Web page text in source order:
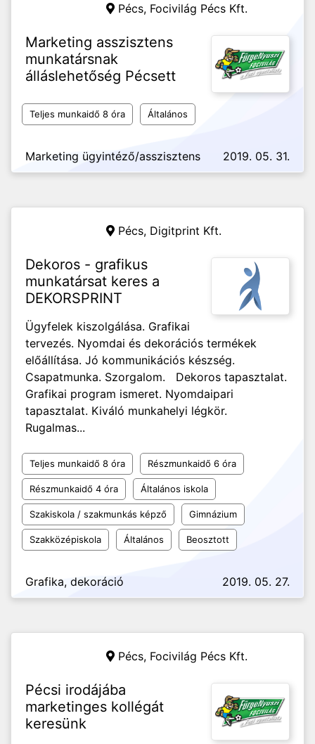
Pécs, Focivilág Pécs Kft.
Marketing asszisztens
munkatársnak
álláslehetőség Pécsett
Teljes munkaidő 8 óra Általános
Marketing ügyintéző/asszisztens 2019. 05. 31.
Pécs, Digitprint Kft.
Dekoros - grafikus
munkatársat keres a
DEKORSPRINT
Ügyfelek kiszolgálása. Grafikai
tervezés. Nyomdai és dekorációs termékek
előállítása. Jó kommunikációs készség.
Csapatmunka. Szorgalom. Dekoros tapasztalat.
Grafikai program ismeret. Nyomdaipari
tapasztalat. Kiváló munkahelyi légkör.
Rugalmas...
Teljes munkaidő 8 óra Részmunkaidő 6 óra
Részmunkaidő 4 óra Általános iskola
Szakiskola / szakmunkás képző Gimnázium
Szakközépiskola Általános Beosztott
Grafika, dekoráció 2019. 05. 27.
Pécs, Focivilág Pécs Kft.
Pécsi irodájába
marketinges kollégát
keresünk